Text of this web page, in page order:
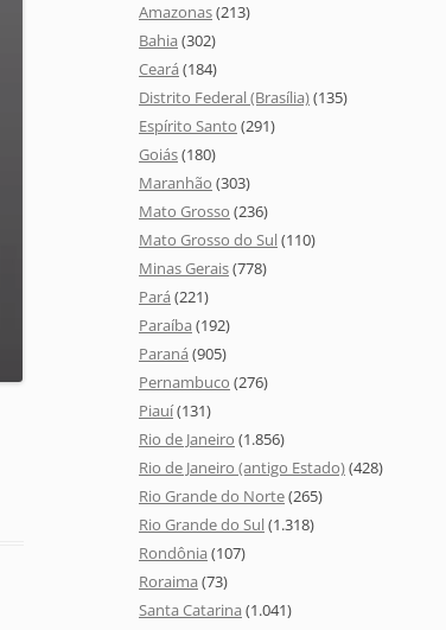
Amazonas(213)
Bahia (302)
Ceará (184)
Distrito Federal (Brasília)(135)
Espírito Santo (291)
Goiás(180)
Maranhão (303)
Mato Grosso (236)
Mato Grosso do Sul(110)
Minas Gerais(778)
Pará (221)
Paraíba (192)
Paraná (905)
Pernambuco (276)
Piauí(131)
Rio de Janeiro (1.856)
Rio de Janeiro (antigo Estado)(428)
Rio Grande do Norte(265)
Rio Grande do Sul(1.318)
Rondônia (107)
Roraima (73)
Santa Catarina (1.041)